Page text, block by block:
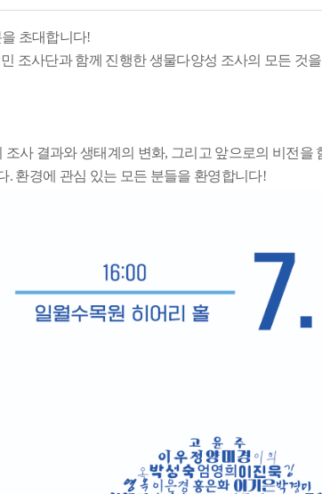
초대합니다!
조사단과 함께 진행한 생물다양성 조사의 모든 것
조사 결과와 생태계의 변화, 그리고 앞으로의 비전을
. 환경에 관심 있는 모든 분들을 환영합니다!